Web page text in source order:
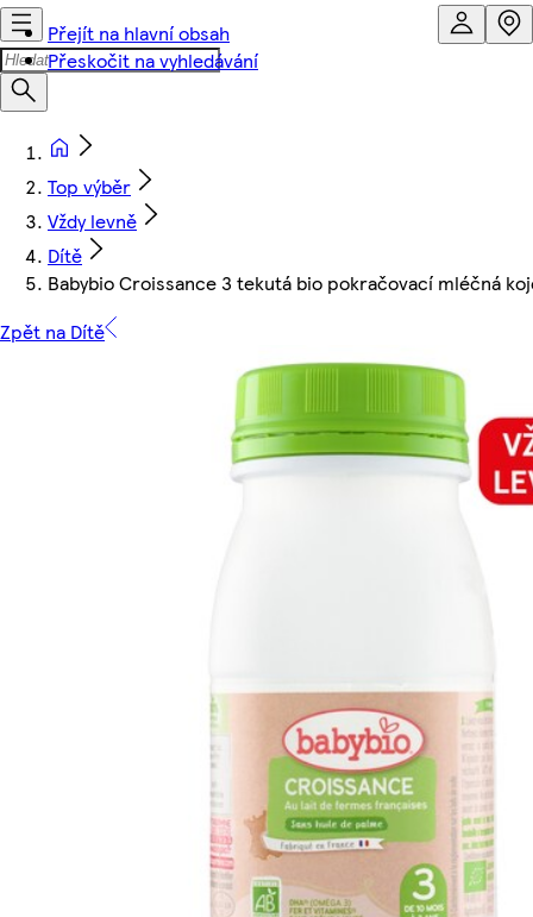
Přejít na hlavní obsah
Přeskočit na vyhledávání
Top výběr
Vždy levně
Dítě
Babybio Croissance 3 tekutá bio pokračovací mléčná
Zpět na Dítě